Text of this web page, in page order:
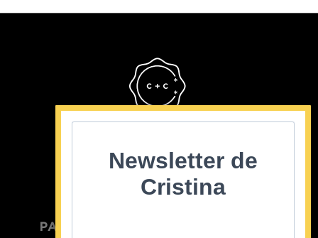
PARTICULIER
Newsletter de
Cristina